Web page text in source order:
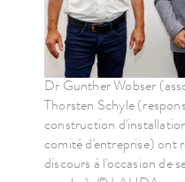
Dr Gunther Wobser
Thorsten Schyle
construction
comité d'entreprise) ont
discours à l'occasion de